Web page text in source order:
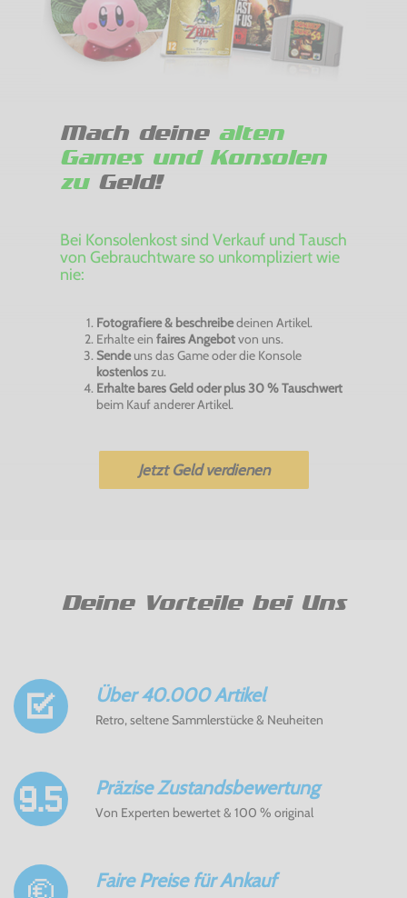
Mach deine alten
Games und Konsolen
zuGeld!
Bei Konsolenkost sind Verkauf und Tausch
von Gebrauchtware so unkompliziert wie
nie:
Fotografiere & beschreibedeinen Artikel.
Erhalte ein faires Angebotvon uns.
Sendeuns das Game oder die Konsole
kostenloszu.
Erhalte bares Geld oder plus 30 % Tauschwert
beim Kauf anderer Artikel.
Jetzt Geld verdienen
Deine Vorteile bei Uns
Über 40.000 Artikel
Retro, seltene Sammlerstücke & Neuheiten
Präzise Zustandsbewertung
Von Experten bewertet & 100 % original
Faire Preise für Ankauf